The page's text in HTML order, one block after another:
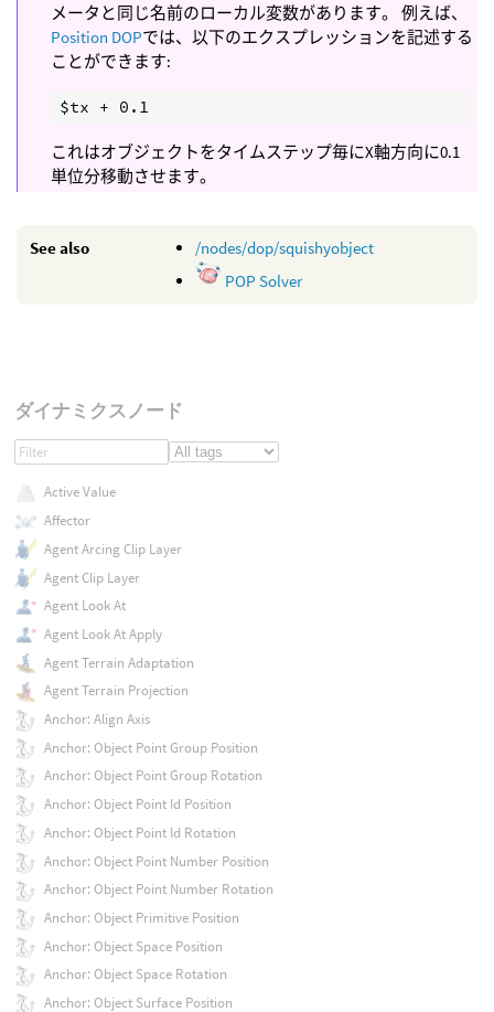
メータと同じ名前のローカル変数があります。 例えば、
Position DOPでは、以下のエクスプレッションを記述する
ことができます:
これはオブジェクトをタイムステップ毎にX軸方向に0.1
単位分移動させます。
See also
/nodes/dop/squishyobject
POP Solver
ダイナミクスノード
Active Value
Affector
Agent Arcing Clip Layer
Agent Clip Layer
Agent Look At
Agent Look At Apply
Agent Terrain Adaptation
Agent Terrain Projection
Anchor: Align Axis
Anchor: Object Point Group Position
Anchor: Object Point Group Rotation
Anchor: Object Point Id Position
Anchor: Object Point Id Rotation
Anchor: Object Point Number Position
Anchor: Object Point Number Rotation
Anchor: Object Primitive Position
Anchor: Object Space Position
Anchor: Object Space Rotation
Anchor: Object Surface Position